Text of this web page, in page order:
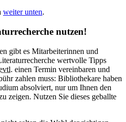
weiter unten.
nutzen!
gibt es Mitarbeiterinnen und
wertvolle Tipps
einen Termin vereinbaren und
zahlen muss: Bibliothekare haben
absolviert, nur um Ihnen den
zeigen. Nutzen Sie dieses geballte